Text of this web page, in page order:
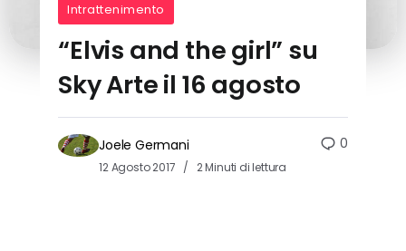
Intrattenimento
“Elvis and the girl” su
Sky Arte il 16 agosto
Joele Germani
12 Agosto 2017 2 Minuti di lettura
0